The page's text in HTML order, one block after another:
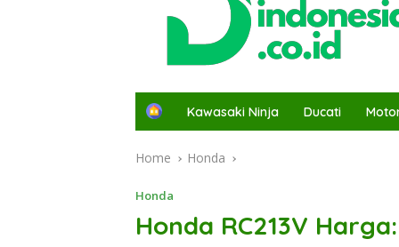
H
e
Kawasaki Ninja Ducati
Home Honda
Honda
Honda RC213V